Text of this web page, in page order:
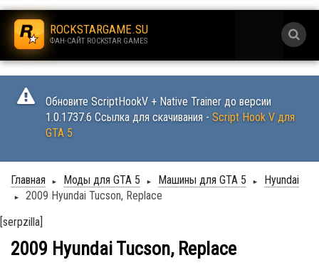
.
ROCKSTARGAME.SU
ФАН-САЙТ ROCKSTAR GAMES
.
Обновите ScriptHookV + Native Trainer до версии
1.0.1737.6 Ссылка для скачивания -Script Hook V для
GTA 5
Главная ► Моды для GTA 5 ► Машины для GTA 5 ► Hyundai
►
2009 Hyundai Tucson, Replace
[serpzilla]
2009 Hyundai Tucson, Replace